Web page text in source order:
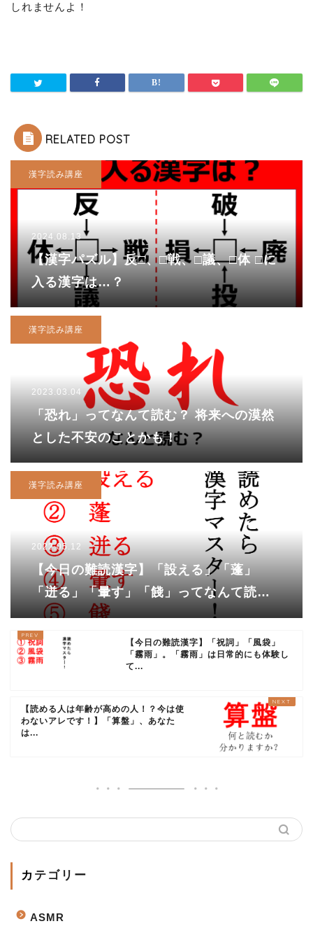
しれませんよ！
RELATED POST
漢字読み講座
2024.08.13
【漢字パズル】反□、□戦、□議、□体 □に
入る漢字は…？
漢字読み講座
2023.03.04
「恐れ」ってなんて読む？ 将来への漠然
とした不安のことかも！
漢字読み講座
2022.05.12
【今日の難読漢字】「設える」「蓬」
「迸る」「暈す」「餞」ってなんて読
む？
【今日の難読漢字】「祝詞」「風袋」
「霧雨」。「霧雨」は日常的にも体験し
て...
【読める人は年齢が高めの人！？今は使
わないアレです！】「算盤」、あなた
は...
カテゴリー
ASMR